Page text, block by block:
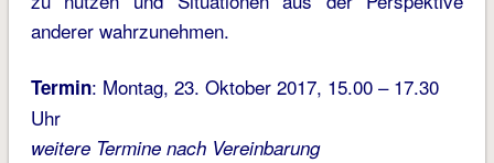
anderer wahrzunehmen.
Termin: Montag, 23. Oktober 2017, 15.00 – 17.30
Uhr
weitere Termine nach Vereinbarung